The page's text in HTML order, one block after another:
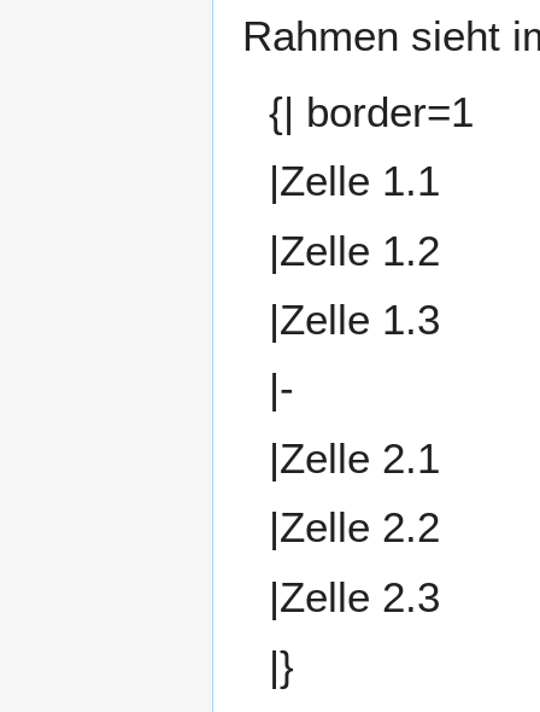
Rahmen sieht
{| border=1
|Zelle 1.1
|Zelle 1.2
|Zelle 1.3
|-
|Zelle 2.1
|Zelle 2.2
|Zelle 2.3
|}